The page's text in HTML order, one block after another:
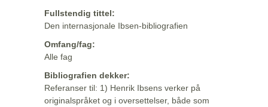
Fullstendig tittel:
Den internasjonale Ibsen-bibliografien
Omfang/fag:
Alle fag
Bibliografien dekker:
Referanser til: 1) Henrik Ibsens verker på
originalspråket og i oversettelser, både som